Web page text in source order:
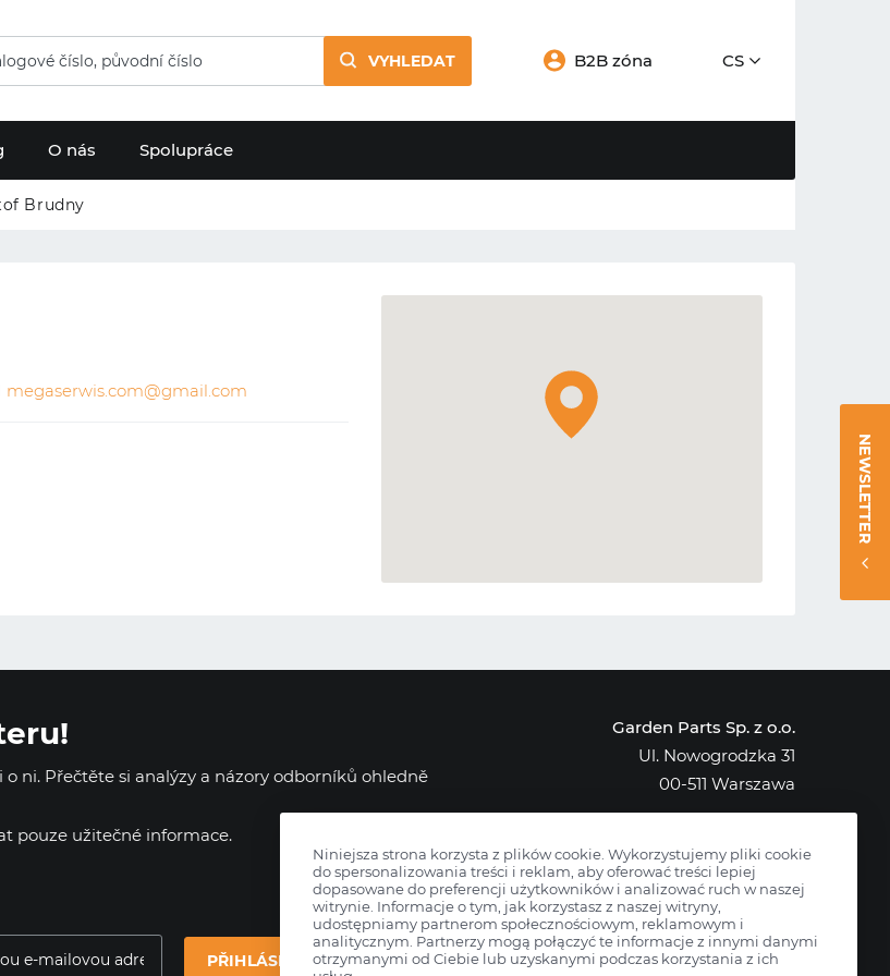
VYHLEDAT B2B zóna CS
O nás Spolupráce
Brudny
megaserwis.com@gmail.com
NEWSLETTER
ni. Přečtěte si analýzy a názory odborníků ohledně
pouze užitečné informace.
PŘIHLÁSIT SE
Garden Parts Sp. z o.o.
Ul. Nowogrodzka 31
00-511 Warszawa
KRS: 0000431421
Niniejsza strona korzysta z plików cookie. Wykorzystujemy pliki cookie
do spersonalizowania treści i reklam, aby oferować treści lepiej
dopasowane do preferencji użytkowników i analizować ruch w naszej
witrynie. Informacje o tym, jak korzystasz z naszej witryny,
udostępniamy partnerom społecznościowym, reklamowym i
analitycznym. Partnerzy mogą połączyć te informacje z innymi danymi
otrzymanymi od Ciebie lub uzyskanymi podczas korzystania z ich